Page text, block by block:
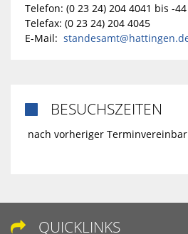
Telefon: (0 23 24) 204 4041 bis -44
Telefax: (0 23 24) 204 4045
E-Mail:
BESUCHSZEITEN
nach vorheriger
 QUICKLINKS